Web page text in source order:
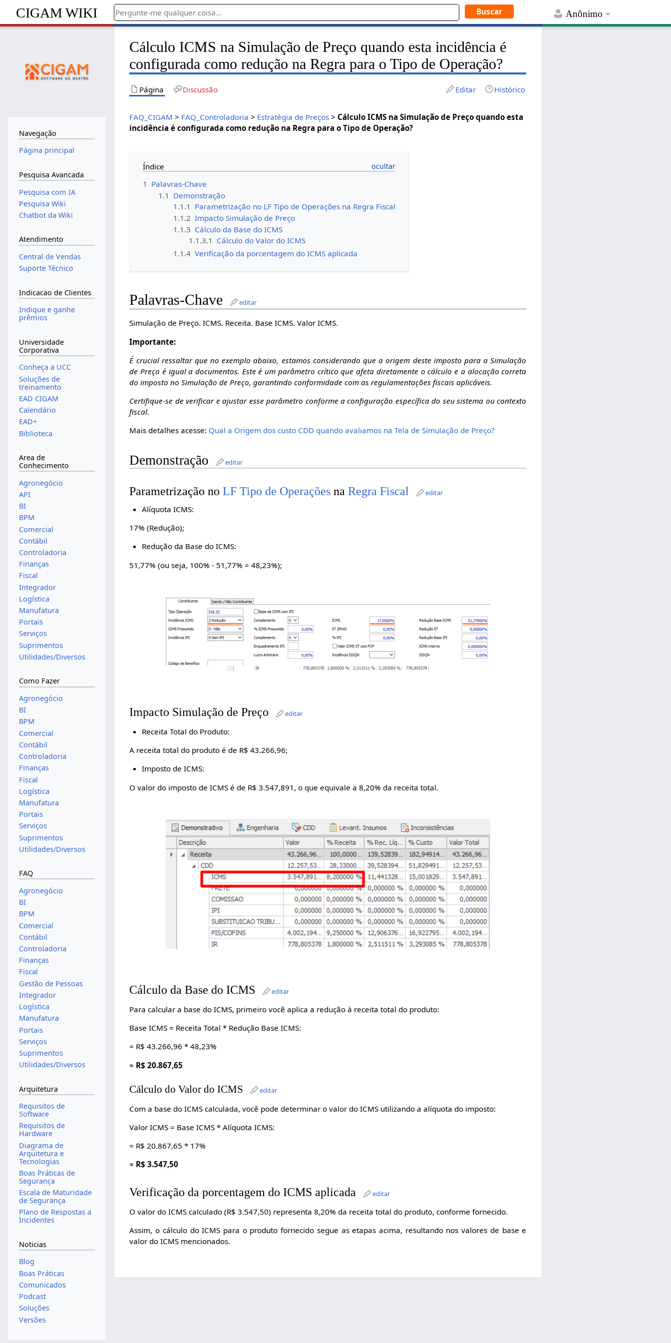
Anônimo
CIGAM WIKI
Cálculo ICMS na Simulação de Preço quando esta incidência é
configurada como redução na Regra para o Tipo de Operação?
Página Discussão Editar Histórico
FAQ_CIGAM > FAQ_Controladoria > Estratégia de Preços > Cálculo ICMS na Simulação de Preço quando esta
incidência é configurada como redução na Regra para o Tipo de Operação?
Índice
1 Palavras-Chave
1.1 Demonstração
1.1.1 Parametrização no LF Tipo de Operações na Regra Fiscal
1.1.2 Impacto Simulação de Preço
1.1.3 Cálculo da Base do ICMS
1.1.3.1 Cálculo do Valor do ICMS
1.1.4 Verificação da porcentagem do ICMS aplicada
Palavras-Chave editar
Simulação de Preço. ICMS. Receita. Base ICMS. Valor ICMS.
Importante:
É crucial ressaltar que no exemplo abaixo, estamos considerando que a origem deste imposto para a Simulação
de Preço é igual a documentos. Este é um parâmetro crítico que afeta diretamente o cálculo e a alocação correta
do imposto no Simulação de Preço, garantindo conformidade com as regulamentações fiscais aplicáveis.
Certifique-se de verificar e ajustar esse parâmetro conforme a configuração específica do seu sistema ou contexto
fiscal.
Mais detalhes acesse: Qual a Origem dos custo CDD quando avaliamos na Tela de Simulação de Preço?
Demonstração editar
Parametrização noLF Tipo de Operações naRegra Fiscal editar
Alíquota ICMS:
17% (Redução);
Redução da Base do ICMS:
51,77% (ou seja, 100% - 51,77% = 48,23%);
Impacto Simulação de Preço editar
Receita Total do Produto:
A receita total do produto é de R$ 43.266,96;
Imposto de ICMS:
O valor do imposto de ICMS é de R$ 3.547,891, o que equivale a 8,20% da receita total.
Cálculo da Base do ICMS editar
Para calcular a base do ICMS, primeiro você aplica a redução à receita total do produto:
Base ICMS = Receita Total * Redução Base ICMS:
= R$ 43.266,96 * 48,23%
≈ R$ 20.867,65
Cálculo do Valor do ICMS editar
Com a base do ICMS calculada, você pode determinar o valor do ICMS utilizando a alíquota do imposto:
Valor ICMS = Base ICMS * Alíquota ICMS:
= R$ 20.867,65 * 17%
≈ R$ 3.547,50
Verificação da porcentagem do ICMS aplicada editar
O valor do ICMS calculado (R$ 3.547,50) representa 8,20% da receita total do produto, conforme fornecido.
Assim, o cálculo do ICMS para o produto fornecido segue as etapas acima, resultando nos valores de base e
valor do ICMS mencionados.
Navegação
Página principal
Pesquisa Avancada
Pesquisa com IA
Pesquisa Wiki
Chatbot da Wiki
Atendimento
Central de Vendas
Suporte Técnico
Indicacao de Clientes
Indique e ganhe
prêmios
Universidade
Corporativa
Conheça a UCC
Soluções de
treinamento
EAD CIGAM
Calendário
EAD+
Biblioteca
Area de
Conhecimento
Agronegócio
API
BI
BPM
Comercial
Contábil
Controladoria
Finanças
Fiscal
Integrador
Logística
Manufatura
Portais
Serviços
Suprimentos
Utilidades/Diversos
Como Fazer
Agronegócio
BI
BPM
Comercial
Contábil
Controladoria
Finanças
Fiscal
Logística
Manufatura
Portais
Serviços
Suprimentos
Utilidades/Diversos
FAQ
Agronegócio
BI
BPM
Comercial
Contábil
Controladoria
Finanças
Fiscal
Gestão de Pessoas
Integrador
Logística
Manufatura
Portais
Serviços
Suprimentos
Utilidades/Diversos
Arquitetura
Requisitos de
Software
Requisitos de
Hardware
Diagrama de
Arquitetura e
Tecnologias
Boas Práticas de
Segurança
Escala de Maturidade
de Segurança
Plano de Respostas a
Incidentes
Noticias
Blog
Boas Práticas
Comunicados
Podcast
Soluções
Versões